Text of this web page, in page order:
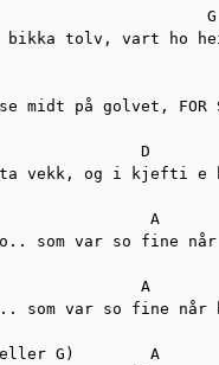
G
bikka tolv, vart ho
midt på golvet, FOR
D
vekk, og i kjefti e
A
som var so fine når
A
som var so fine når
G)        A